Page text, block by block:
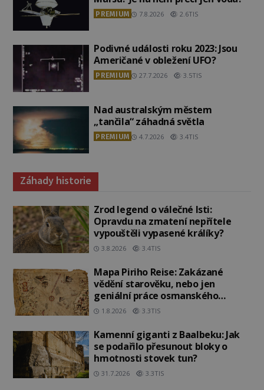
PREMIUM 7.8.2026 2.6TIS
Podivné události roku 2023: Jsou
Američané v obležení UFO?
PREMIUM 27.7.2026 3.5TIS
Nad australským městem
„tančila“ záhadná světla
PREMIUM 4.7.2026 3.4TIS
Záhady historie
Zrod legend o válečné lsti:
Opravdu na zmatení nepřítele
vypouštěli vypasené králíky?
3.8.2026 3.4TIS
Mapa Piriho Reise: Zakázané
vědění starověku, nebo jen
geniální práce osmanského
admirála?
1.8.2026 3.3TIS
Kamenní giganti z Baalbeku: Jak
se podařilo přesunout bloky o
hmotnosti stovek tun?
31.7.2026 3.3TIS